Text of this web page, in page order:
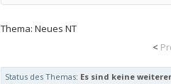
Thema: Neues NT
<
Status des Themas: Es sind keine